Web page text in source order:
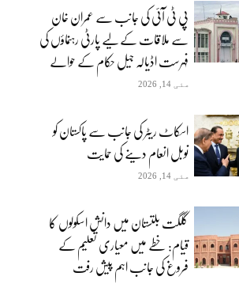
پی ٹی آئی کی جانب سے عمران خان
سے ملاقات کے لیے پارٹی رہنماؤں کی
فہرست اڈیالہ جیل حکام کے حوالے
مئی 14, 2026
اسکاٹ ریٹر کی جانب سے پاکستان کو
نوبل انعام دینے کی حمایت
مئی 14, 2026
گلگت بلتستان میں دانش اسکولوں کا
قیام: خطے میں معیاری تعلیم کے
فروغ کی جانب اہم پیش رفت